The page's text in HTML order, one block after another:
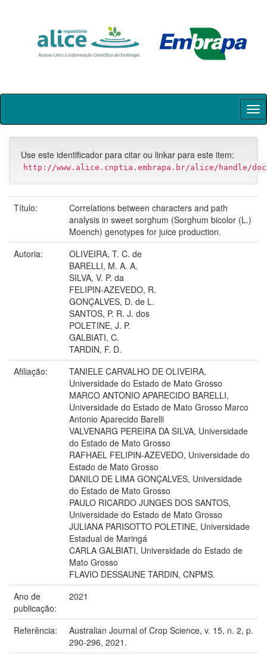
Skip
Use este identificador para citar ou linkar para este item:
http://www.alice.cnptia.embrapa.br/alice/handle/doc/
Título:
Correlations between characters and path
analysis in sweet sorghum (Sorghum bicolor (L.)
Moench) genotypes for juice production.
Autoria:
OLIVEIRA, T. C. de
BARELLI, M. A. A.
SILVA, V. P. da
FELIPIN-AZEVEDO, R.
GONÇALVES, D. de L.
SANTOS, P. R. J. dos
POLETINE, J. P.
GALBIATI, C.
TARDIN, F. D.
Afiliação:
TANIELE CARVALHO DE OLIVEIRA,
Universidade do Estado de Mato Grosso
MARCO ANTONIO APARECIDO BARELLI,
Universidade do Estado de Mato Grosso Marco
Antonio Aparecido Barelli
VALVENARG PEREIRA DA SILVA, Universidade
do Estado de Mato Grosso
RAFHAEL FELIPIN-AZEVEDO, Universidade do
Estado de Mato Grosso
DANILO DE LIMA GONÇALVES, Universidade
do Estado de Mato Grosso
PAULO RICARDO JUNGES DOS SANTOS,
Universidade do Estado de Mato Grosso
JULIANA PARISOTTO POLETINE, Universidade
Estadual de Maringá
CARLA GALBIATI, Universidade do Estado de
Mato Grosso
FLAVIO DESSAUNE TARDIN, CNPMS.
Ano de
publicação:
2021
Referência:
Australian Journal of Crop Science, v. 15, n. 2, p.
290-296, 2021.